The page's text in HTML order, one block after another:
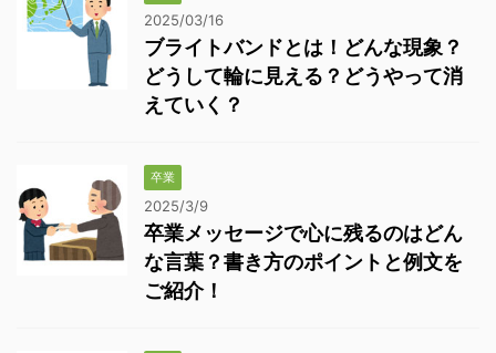
2025/03/16
ブライトバンドとは！どんな現象？
どうして輪に見える？どうやって消
えていく？
卒業
2025/3/9
卒業メッセージで心に残るのはどん
な言葉？書き方のポイントと例文を
ご紹介！